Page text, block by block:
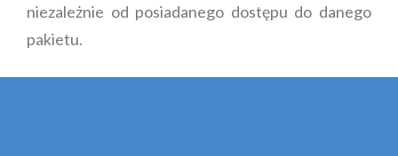
niezależnie od posiadanego dostępu do danego
pakietu.